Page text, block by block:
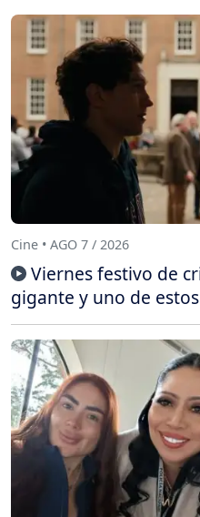
Cine • AGO 7 / 2026
Viernes festivo de
gigante y uno de